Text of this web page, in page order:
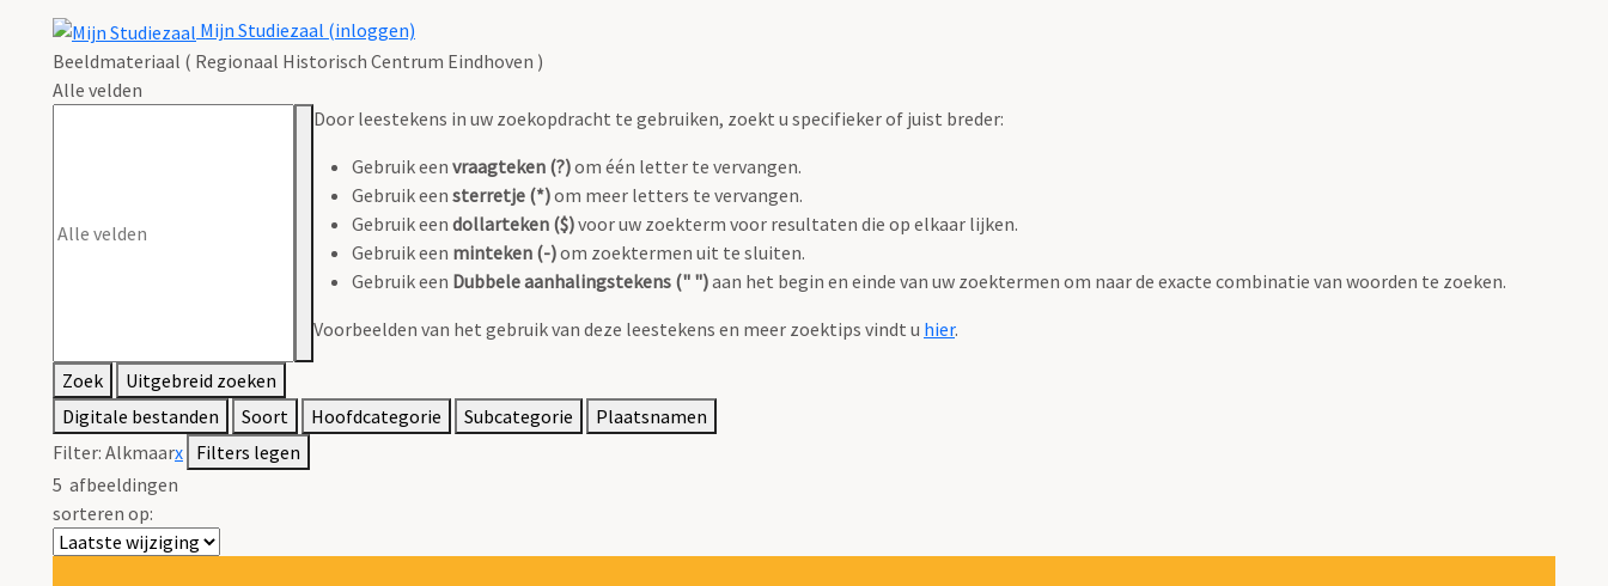
Mijn Studiezaal (inloggen)
Beeldmateriaal ( Regionaal Historisch Centrum Eindhoven )
Alle velden
Door leestekens in uw zoekopdracht te gebruiken, zoekt u specifieker of juist breder:
Gebruik een vraagteken (?)om één letter te vervangen.
Gebruik een sterretje (*)om meer letters te vervangen.
Gebruik een dollarteken ($)voor uw zoekterm voor resultaten die op elkaar lijken.
Gebruik een minteken (-)om zoektermen uit te sluiten.
Gebruik een Dubbele aanhalingstekens (" ")aan het begin en einde van uw zoektermen om naar de exacte combinatie van woorden te zoeken.
Voorbeelden van het gebruik van deze leestekens en meer zoektips vindt u hier.
Zoek
Uitgebreid zoeken
Digitale bestanden
Soort Hoofdcategorie Subcategorie
Plaatsnamen
Filter: Alkmaarx Filters legen
5 afbeeldingen
sorteren op: